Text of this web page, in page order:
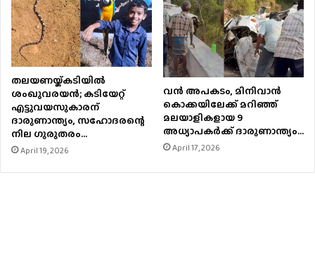
തലയണയ്ക്കടിയില്‍
ശംഖുവരയന്‍; കടിയേറ്റ്
എട്ടുവയസുകാരന്
ദാരുണാന്ത്യം, സഹോദരന്റെ
നില ഗുരുതരം…
April 19, 2026
വൻ അപകടം, മിനിവാൻ
കൊക്കയിലേക്ക് മറിഞ്ഞ്
മലയാളികളായ 9
അധ്യാപകർക്ക് ദാരുണാന്ത്യം…
April 17, 2026